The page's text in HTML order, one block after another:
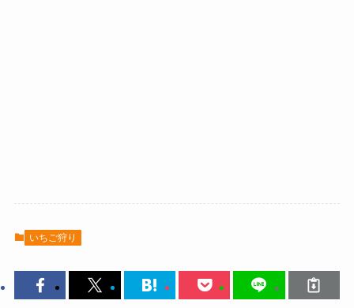
いちご狩り